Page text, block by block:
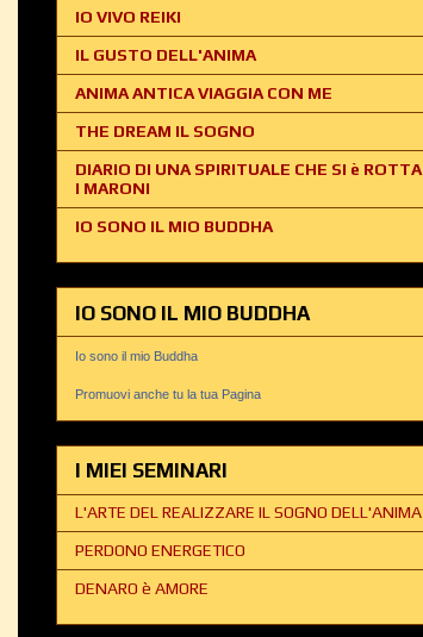
IO VIVO REIKI
IL GUSTO DELL'ANIMA
ANIMA ANTICA VIAGGIA CON ME
THE DREAM IL SOGNO
DIARIO DI UNA SPIRITUALE CHE SI è ROTTA
I MARONI
IO SONO IL MIO BUDDHA
IO SONO IL MIO BUDDHA
Io sono il mio Buddha
Promuovi anche tu la tua Pagina
I MIEI SEMINARI
L'ARTE DEL REALIZZARE IL SOGNO DELL'ANIMA
PERDONO ENERGETICO
DENARO è AMORE